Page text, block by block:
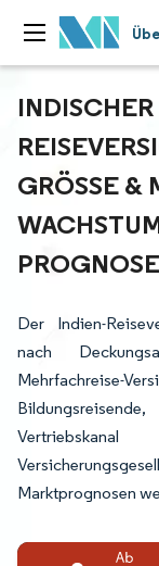
INDISCHER
GRÖSSE &
ROGNOSE
Der Indien-
nach
Mehrfachreise-
Marktprognosen